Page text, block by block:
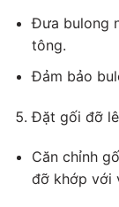
Đưa bulong
tông.
Đảm bảo
Đặt gối đỡ
Căn chỉnh
đỡ khớp với